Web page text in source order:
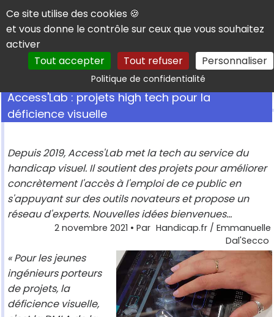
Panneau de gestion des cookies
Ce site utilise des cookies 🍪
et vous donne le contrôle sur ceux que vous souhaitez
activer
Tout accepter
Tout refuser Personnaliser
Politique de confidentialitéRechercher
Access'Lab : projets high tech pour la
déficience visuelle
Depuis 2019, Access'Lab met la tech au service du
handicap visuel. Il soutient des projets pour améliorer
concrètement l'accès à l'emploi de ce public en
s'appuyant sur des outils novateurs et propose un
réseau d'experts. Nouvelles idées bienvenues...
2 novembre 2021 • Par Handicap.fr / Emmanuelle
Dal'Secco
« Pour les jeunes
ingénieurs porteurs
de projets, la
déficience visuelle,